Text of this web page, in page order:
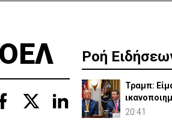
Ροή
Τραμπ:
Χέγκσεθ
20:41